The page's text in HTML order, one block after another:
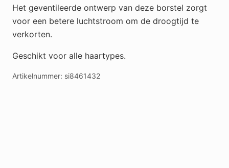
Het geventileerde ontwerp van deze borstel zorgt
voor een betere luchtstroom om de droogtijd te
verkorten.
Geschikt voor alle haartypes.
Artikelnummer: si8461432